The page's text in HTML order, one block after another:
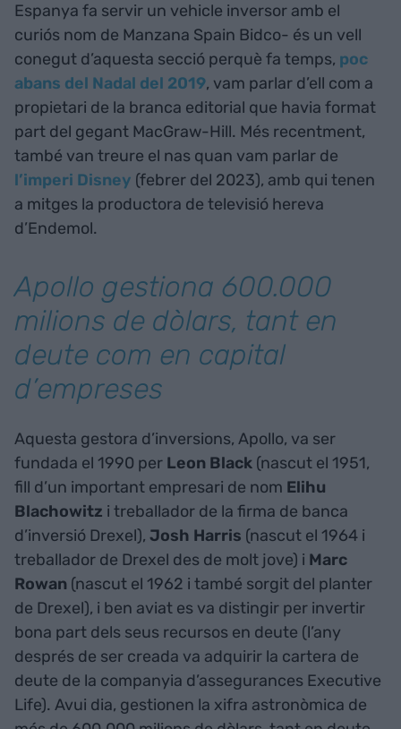
Espanya fa servir un vehicle inversor amb el
curiós nom de Manzana Spain Bidco- és un vell
conegut d’aquesta secció perquè fa temps, poc
abans del Nadal del 2019, vam parlar d’ell com a
propietari de la branca editorial que havia format
part del gegant MacGraw-Hill. Més recentment,
també van treure el nas quan vam parlar de
l’imperi Disney (febrer del 2023), amb qui tenen
a mitges la productora de televisió hereva
d’Endemol.
Apollo gestiona 600.000
milions de dòlars, tant en
deute com en capital
d’empreses
Aquesta gestora d’inversions, Apollo, va ser
fundada el 1990 per Leon Black (nascut el 1951,
fill d’un important empresari de nom Elihu
Blachowitz i treballador de la firma de banca
d’inversió Drexel), Josh Harris (nascut el 1964 i
treballador de Drexel des de molt jove) i Marc
Rowan (nascut el 1962 i també sorgit del planter
de Drexel), i ben aviat es va distingir per invertir
bona part dels seus recursos en deute (l’any
després de ser creada va adquirir la cartera de
deute de la companyia d’assegurances Executive
Life). Avui dia, gestionen la xifra astronòmica de